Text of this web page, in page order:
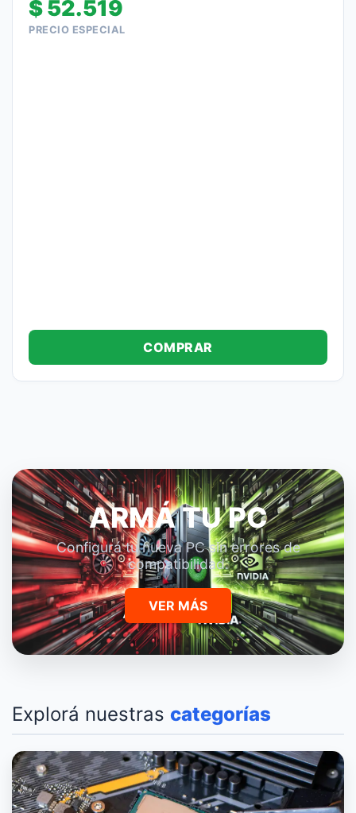
$52.519
PRECIO ESPECIAL
COMPRAR
ARMÁ TU PC
Configurá tu nueva PC sin errores de
compatibilidad.
VER MÁS
Explorá nuestras categorías